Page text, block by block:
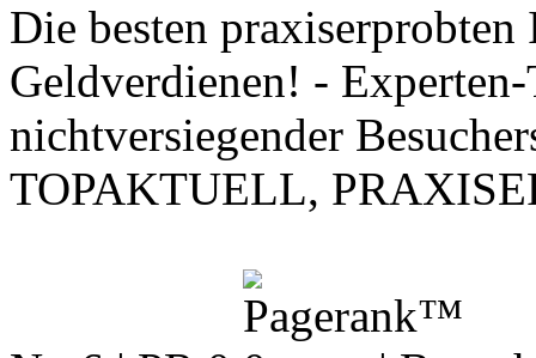
Die besten
Geldverdienen! -
nichtversiegender
TOPAKTUELL,